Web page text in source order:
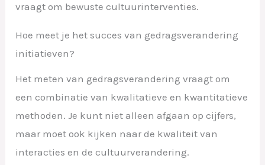
vraagt om bewuste cultuurinterventies.
Hoe meet je het succes van gedragsverandering
initiatieven?
Het meten van gedragsverandering vraagt om
een combinatie van kwalitatieve en kwantitatieve
methoden. Je kunt niet alleen afgaan op cijfers,
maar moet ook kijken naar de kwaliteit van
interacties en de cultuurverandering.